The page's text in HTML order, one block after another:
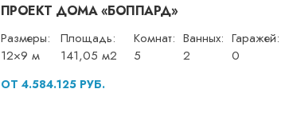
ПРОЕКТ ДОМА «БОППАРД»
Размеры:
12×9 м
Площадь:
141,05 м2
Комнат:
5
Ванных:
2
Гаражей:
0
ОТ 4.584.125 РУБ.